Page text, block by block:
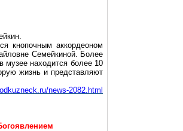
.
кнопочным аккордеоном
Семейкиной. Более
музее находится более 10
жизнь и представляют
news-2082.html